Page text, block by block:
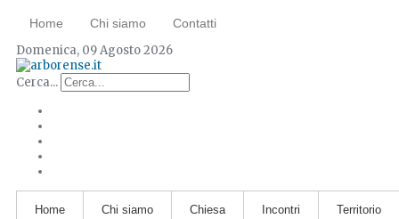
Home Chi siamo Contatti
Domenica, 09 Agosto 2026
Cerca...
Home Chi siamo Chiesa Incontri Territorio